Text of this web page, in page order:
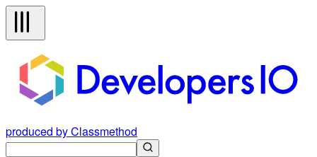
produced by Classmethod